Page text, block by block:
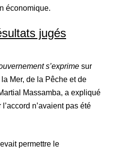
économique.
jugés
s’exprime sur
Mer, de la Pêche et de
Massamba, a expliqué
n’avaient pas été
permettre le